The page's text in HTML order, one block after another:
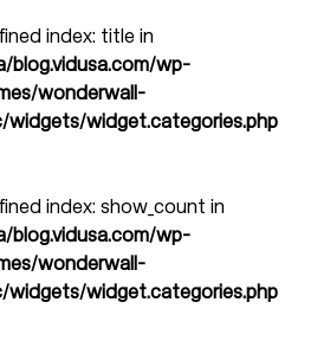
index: title in
blog.vidusa.com/wp-
wonderwall-
widgets/widget.categories.php
index: show_count in
blog.vidusa.com/wp-
wonderwall-
widgets/widget.categories.php